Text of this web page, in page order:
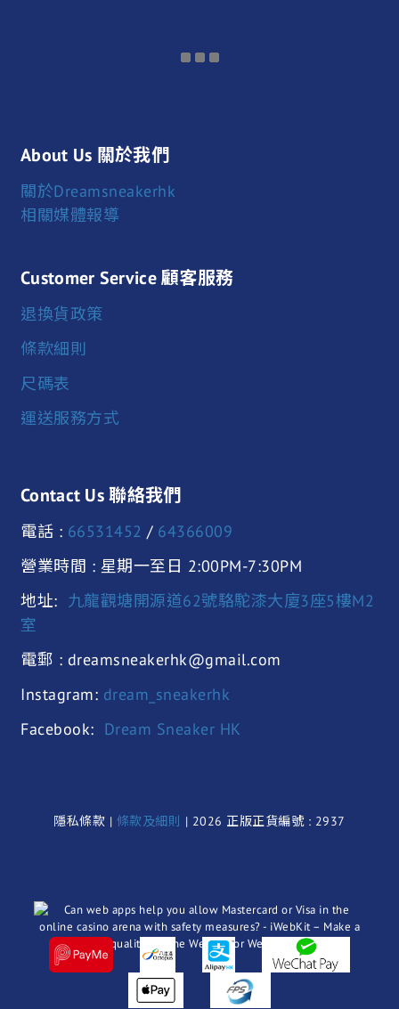
About Us 關於我們
關於Dreamsneakerhk
相關媒體報導
Customer Service 顧客服務
退換貨政策
條款細則
尺碼表
運送服務方式
Contact Us 聯絡我們
電話 : 66531452 / 64366009
營業時間 : 星期一至日 2:00PM-7:30PM
地址:
九龍觀塘開源道62號駱駝漆大廈3座5樓M2
室
電郵 : dreamsneakerhk@gmail.com
Instagram: dream_sneakerhk
Facebook: Dream Sneaker HK
隱私條款 | 條款及細則 | 2026 正版正貨編號 : 2937